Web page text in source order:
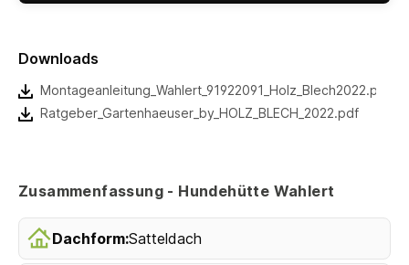
Downloads
Montageanleitung_Wahlert_91922091_Holz_Blech2022.pdf
Ratgeber_Gartenhaeuser_by_HOLZ_BLECH_2022.pdf
Zusammenfassung - Hundehütte Wahlert
Dachform:Satteldach